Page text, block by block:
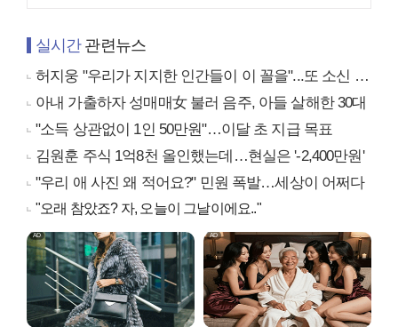
실시간관련뉴스
허지웅 "우리가 지지한 인간들이 이 꼴을"...또 소신 발언
아내 가출하자 성매매女 불러 음주, 아들 살해한 30대
"소득 상관없이 1인 50만원"…이달 초 지급 목표
김원훈 주식 1억8천 올인했는데…현실은 '-2,400만원'
"우리 애 사진 왜 적어요?" 민원 폭발…세상이 어쩌다
"오래 참았죠? 자, 오늘이 그날이에요.."